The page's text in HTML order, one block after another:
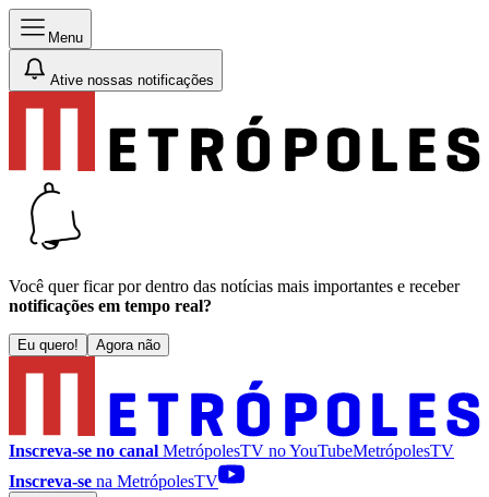
Menu
Ative nossas notificações
Você quer ficar por dentro das notícias mais importantes e receber
notificações em tempo real?
Eu quero! Agora não
Inscreva-se no canal MetrópolesTV noYouTubeMetrópolesTV
Inscreva-se na MetrópolesTV